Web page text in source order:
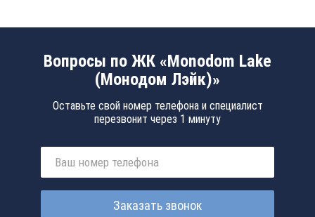
Вопросы по ЖК «Monodom Lake
(Монодом Лэйк)»
Оставьте свой номер телефона и специалист
перезвонит через 1 минуту
Заказать звонок